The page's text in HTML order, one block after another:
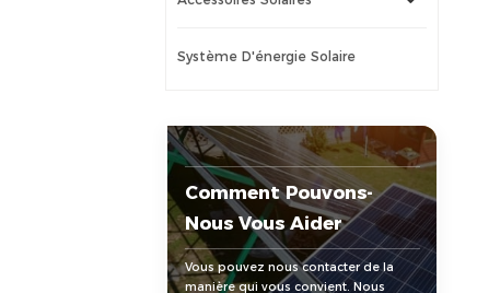
Système D'énergie Solaire
Comment Pouvons-
Nous Vous Aider
Vous pouvez nous contacter de la
manière qui vous convient. Nous